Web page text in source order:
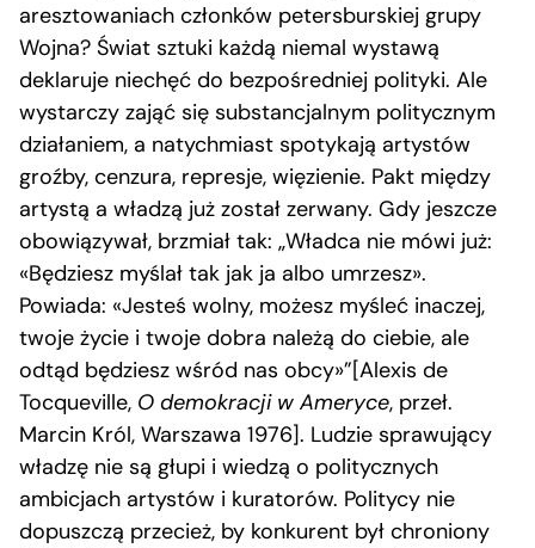
aresztowaniach członków petersburskiej grupy
Wojna? Świat sztuki każdą niemal wystawą
deklaruje niechęć do bezpośredniej polityki. Ale
wystarczy zająć się substancjalnym politycznym
działaniem, a natychmiast spotykają artystów
groźby, cenzura, represje, więzienie. Pakt między
artystą a władzą już został zerwany. Gdy jeszcze
obowiązywał, brzmiał tak: „Władca nie mówi już:
«Będziesz myślał tak jak ja albo umrzesz».
Powiada: «Jesteś wolny, możesz myśleć inaczej,
twoje życie i twoje dobra należą do ciebie, ale
odtąd będziesz wśród nas obcy»”[Alexis de
Tocqueville, O demokracji w Ameryce, przeł.
Marcin Król, Warszawa 1976]. Ludzie sprawujący
władzę nie są głupi i wiedzą o politycznych
ambicjach artystów i kuratorów. Politycy nie
dopuszczą przecież, by konkurent był chroniony